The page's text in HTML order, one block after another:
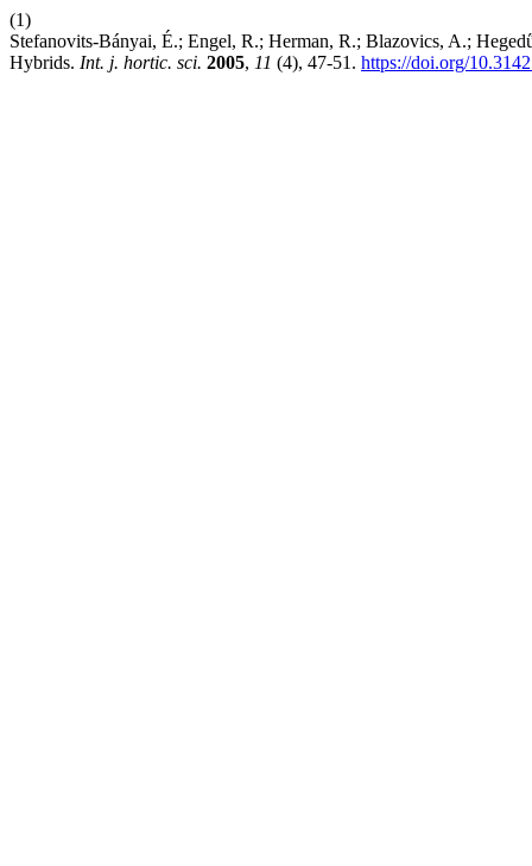
(1)
Stefanovits-Bányai, É.; Engel, R.; Herman, R.; Blazovics, A.;
Hybrids. Int. j. hortic. sci. 2005, 11 (4), 47-51. https://doi.org/